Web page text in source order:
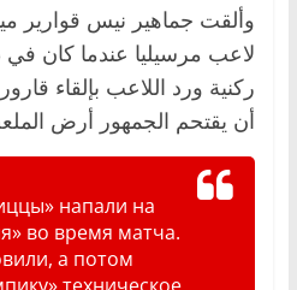
وألقت جماهير نيس قوارير
لاعب مرسيليا عندما كان في
ركنية ورد اللاعب بإلقاء
أن يقتحم الجمهور أرض
напали на
во время матча.
а потом